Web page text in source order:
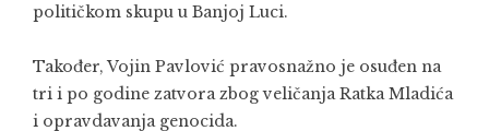
političkom skupu u Banjoj Luci.
Također, Vojin Pavlović pravosnažno je osuđen na
tri i po godine zatvora zbog veličanja Ratka Mladića
i opravdavanja genocida.